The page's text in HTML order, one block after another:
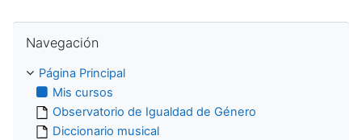
Navegación
Página Principal
Mis cursos
Observatorio de Igualdad de Género
Diccionario musical